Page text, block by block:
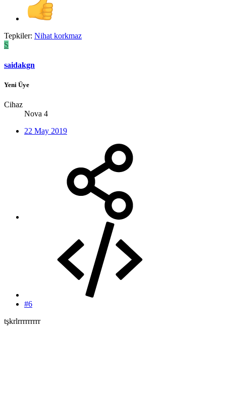
Tepkiler: Nihat korkmaz
S
saidakgn
Yeni Üye
Cihaz
Nova 4
22 May 2019
#6
tşkrlrrrrrrrrr